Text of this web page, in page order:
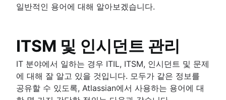
개요
보고서
미팅
타임라인
5개 이유
공개 및 비공개 비교
튜토리얼
대기 중 담당자 일정
고객 알림 자동화
개요
인시던트 대응
사후 검토
템플릿 생성기
용어집
핸드북 받기
2020년도 인시던트 관리 현황
2021년 인시던트 관리 현황
일반적인 용어에 대해 알아보겠습니다.
ITSM 및 인시던트 관리
IT 분야에서 일하는 경우 ITIL, ITSM, 인시던트 및 문제
에 대해 잘 알고 있을 것입니다. 모두가 같은 정보를
공유할 수 있도록, Atlassian에서 사용하는 용어에 대